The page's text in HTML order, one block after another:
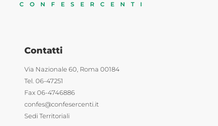
CONFESERCENTI
Contatti
Via Nazionale 60, Roma 00184
Tel. 06-47251
Fax 06-4746886
confes@confesercenti.it
Sedi Territoriali